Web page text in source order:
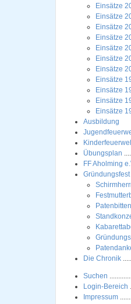
Einsätze
Einsätze
Einsätze
Einsätze
Einsätze
Einsätze
Einsätze
Einsätze
Einsätze
Einsätze
Einsätze
Ausbildung
Übungsplan
FF Aholming
Gründungsfest
Patenbitten
Die Chronik
Suchen
Login-Bereich
Impressum